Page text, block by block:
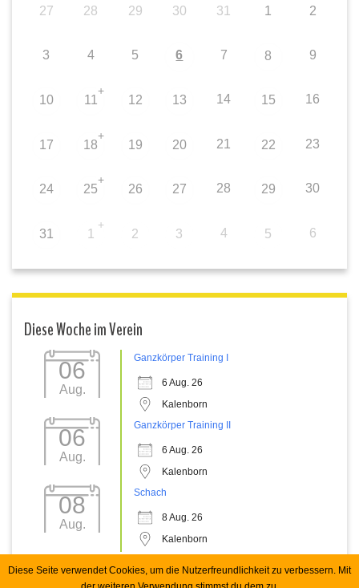
27 28 29 30 31 1 2
3 4 5 6 7 8 9
10 11
+
12 13 14 15 16
17 18
+
19 20 21 22 23
24 25
+
26 27 28 29 30
31 1
+
2 3 4 5 6
Diese Woche im Verein
06
Aug.
Ganzkörper Training I
6 Aug. 26
Kalenborn
06
Aug.
Ganzkörper Training II
6 Aug. 26
Kalenborn
08
Aug.
Schach
8 Aug. 26
Kalenborn
Diese Seite verwendet Cookies, um die Nutzerfreundlichkeit zu verbessern. Mit